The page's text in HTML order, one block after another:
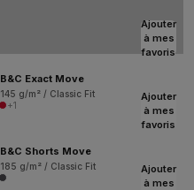
Ajouter
à mes
favoris
B&C Exact Move
145 g/m² / Classic Fit
+1
Ajouter
à mes
favoris
B&C Shorts Move
185 g/m² / Classic Fit
Ajouter
à mes